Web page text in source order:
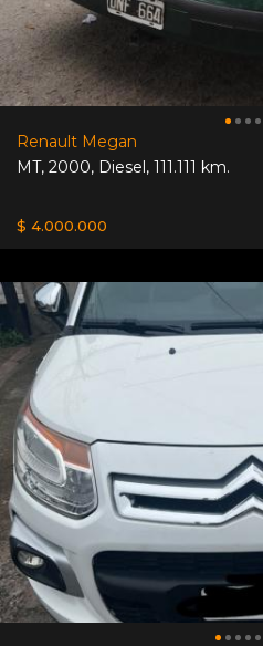
Renault Megan
MT, 2000, Diesel, 111.111 km.
$ 4.000.000